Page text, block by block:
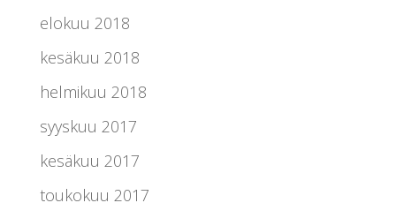
elokuu 2018
kesäkuu 2018
helmikuu 2018
syyskuu 2017
kesäkuu 2017
toukokuu 2017